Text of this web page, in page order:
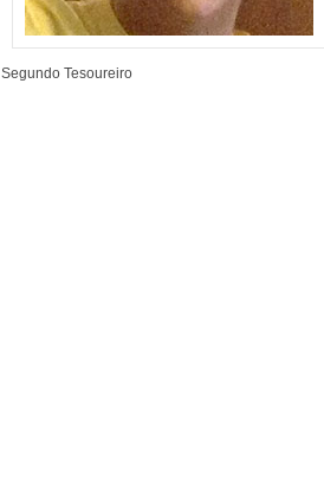
Segundo Tesoureiro